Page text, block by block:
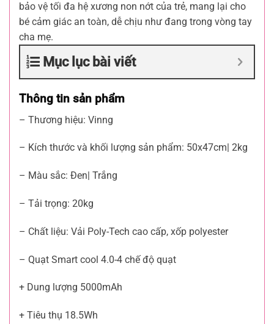
bảo vệ tối đa hệ xương non nớt của trẻ, mang lại cho
bé cảm giác an toàn, dễ chịu như đang trong vòng tay
cha mẹ.
Mục lục bài viết
Thông tin sản phẩm
– Thương hiệu: Vinng
– Kích thước và khối lượng sản phẩm: 50x47cm| 2kg
– Màu sắc: Đen| Trắng
– Tải trọng: 20kg
– Chất liệu: Vải Poly-Tech cao cấp, xốp polyester
– Quạt Smart cool 4.0-4 chế độ quạt
+ Dung lượng 5000mAh
+ Tiêu thụ 18.5Wh